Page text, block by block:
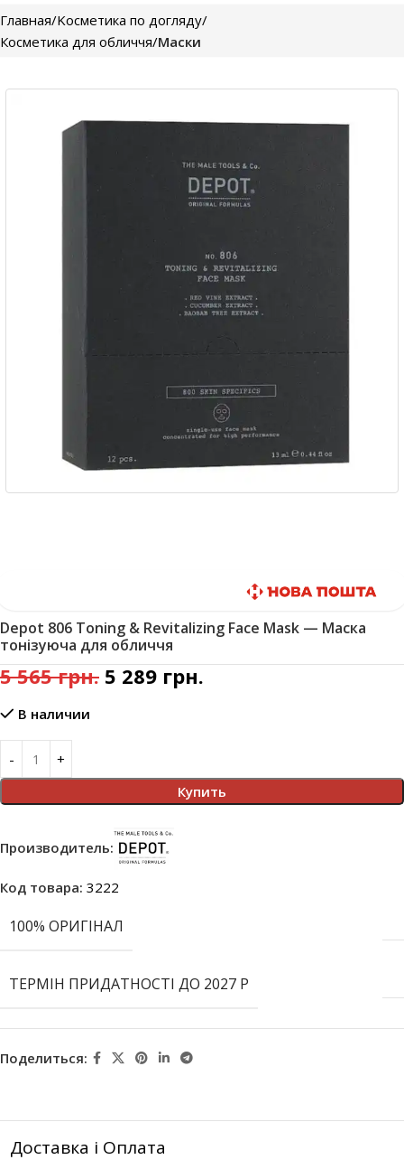
Главная Kосметика по догляду
Косметика для обличчя Маски
Depot 806 Toning & Revitalizing Face Mask — Маска
тонізуюча для обличчя
5 565грн. 5 289 грн.
В наличии
Купить
Производитель:
Код товара: 3222
100% ОРИГІНАЛ
ТЕРМІН ПРИДАТНОСТІ ДО 2027 Р
Поделиться:
Доставка і Оплата